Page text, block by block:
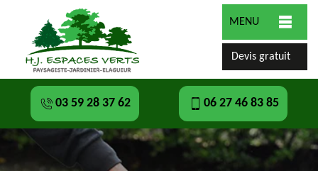
MENU
Devis gratuit
03 59 28 37 62 06 27 46 83 85